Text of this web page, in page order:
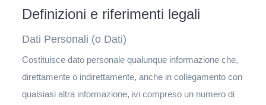
Definizioni e riferimenti legali
Dati Personali (o Dati)
Costituisce dato personale qualunque informazione che,
direttamente o indirettamente, anche in collegamento con
qualsiasi altra informazione, ivi compreso un numero di